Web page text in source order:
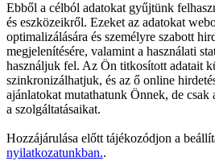
Ebből a célból adatokat gyűjtünk
és eszközeikről. Ezeket az adatokat
optimalizálására és személyre szabott
megjelenítésére, valamint a használati
használjuk fel. Az Ön titkosított adatait
szinkronizálhatjuk, és az ő online
ajánlatokat mutathatunk Önnek, de csak
a szolgáltatásaikat.
Hozzájárulása előtt tájékozódjon a
nyilatkozatunkban..